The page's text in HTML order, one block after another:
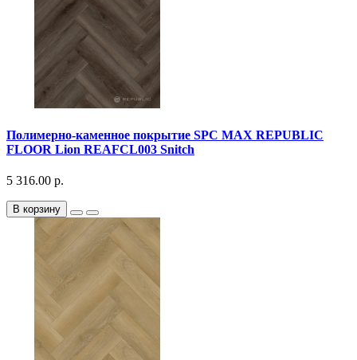
Полимерно-каменное покрытие SPC MAX REPUBLIC
FLOOR Lion REAFCL003 Snitch
5 316.00 р.
В корзину